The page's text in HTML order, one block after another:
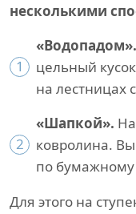
несколькими
1
«Водопадом».
цельный
на
2
«Шапкой».
ковролина.
по
Для этого на